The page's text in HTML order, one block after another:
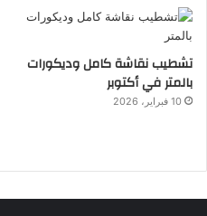
تشطيب نقاشة كامل وديكورات
بالمتر في أكتوبر
10 فبراير، 2026